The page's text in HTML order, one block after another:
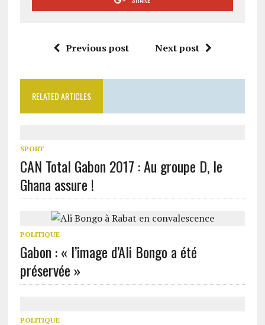
Previous post Next post
RELATED ARTICLES
SPORT
CAN Total Gabon 2017 : Au groupe D, le
Ghana assure !
POLITIQUE
Gabon : « l’image d’Ali Bongo a été
préservée »
POLITIQUE